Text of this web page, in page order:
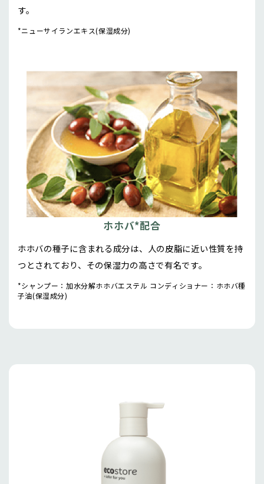
す。
*ニューサイランエキス(保湿成分)
ホホバ*配合
ホホバの種子に含まれる成分は、人の皮脂に近い性質を持
つとされており、その保湿力の高さで有名です。
*シャンプー：加水分解ホホバエステル コンディショナー：ホホバ種
子油(保湿成分)